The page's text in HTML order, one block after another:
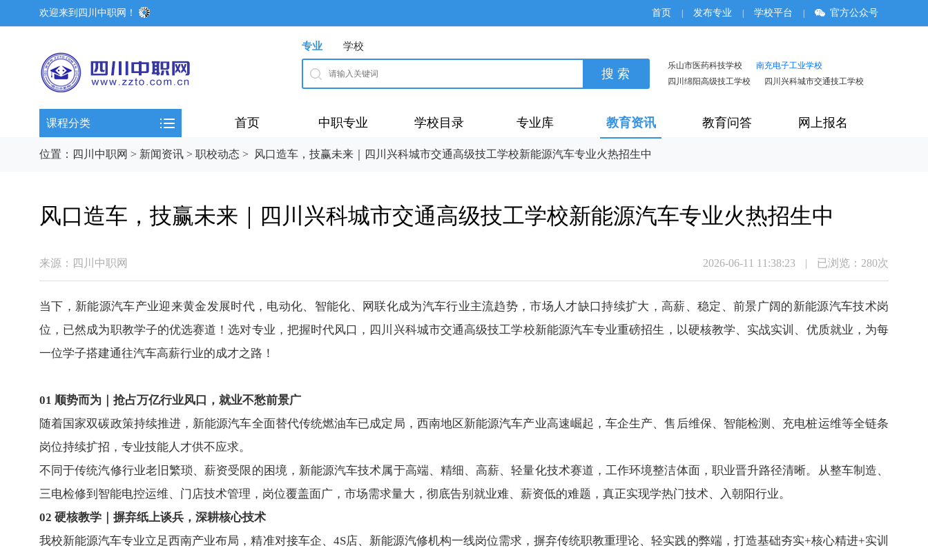
欢迎来到四川中职网！ 首页 发布专业 学校平台 官方公众号
专业 学校
乐山市医药科技学校
南充电子工业学校
四川绵阳高级技工学校
四川兴科城市交通技工学校
课程分类 首页 中职专业 学校目录 专业库 教育资讯 教育问答 网上报名
位置： 四川中职网 > 新闻资讯 > 职校动态 > 风口造车，技赢未来｜四川兴科城市交通高级技工学校新能源汽车专业火热招生中
风口造车，技赢未来｜四川兴科城市交通高级技工学校新能源汽车专业火热招生中
来源： 四川中职网 2026-06-11 11:38:23 | 已浏览： 280次
当下，新能源汽车产业迎来黄金发展时代，电动化、智能化、网联化成为汽车行业主流趋势，市场人才缺口持续扩大，高薪、稳定、前景广阔的新能源汽车技术岗
位，已然成为职教学子的优选赛道！选对专业 ，把握时代风口，四川兴科城市交通高级技工学校新能源汽车专业重磅招生 ，以硬核教学、实战实训、优质就业，为每
一位学子搭建通往汽车高薪行业的成才之路！
01 顺势而为｜抢占万亿行业风口，就业不愁前景广
随着国家双碳政策持续推进，新能源汽车全面替代传统燃油车已成定局，西南地区新能源汽车产业高速崛起，车企生产、售后维保、智能检测、充电桩运维等全链条
岗位持续扩招，专业技能人才供不应求。
不同于传统汽修行业老旧繁琐、薪资受限的困境，新能源汽车技术属于高端、精细、高薪、轻量化技术赛道，工作环境整洁体面，职业晋升路径清晰。从整车制造、
三电检修到智能电控运维、门店技术管理，岗位覆盖面广，市场需求量大，彻底告别就业难、薪资低的难题，真正实现学热门技术、入朝阳行业。
02 硬核教学｜摒弃纸上谈兵，深耕核心技术
我校新能源汽车专业立足西南产业布局，精准对接车企、4S店、新能源汽修机构一线岗位需求，摒弃传统职教重理论、轻实践的弊端，打造基础夯实+核心精进+实训